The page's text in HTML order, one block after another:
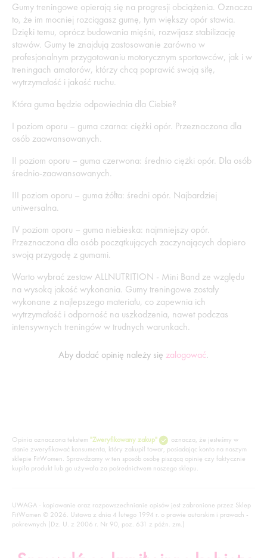
Gumy treningowe opierają się na progresji obciążenia. Oznacza
to, że im mocniej rozciągasz gumę, tym większy opór stawia.
Dzięki temu, oprócz budowania mięśni, rozwijasz stabilizację
stawów. Gumy te znajdują zastosowanie zarówno w
profesjonalnym przygotowaniu motorycznym sportowców, jak i w
treningach amatorów, którzy chcą poprawić swoją siłę,
wytrzymałość i jakość ruchu.
Która guma będzie odpowiednia dla Ciebie?
I poziom oporu – guma czarna: ciężki opór. Przeznaczona dla
osób zaawansowanych.
II poziom oporu – guma czerwona: średnio ciężki opór. Dla osób
średnio-zaawansowanych.
III poziom oporu – guma żółta: średni opór. Najbardziej
uniwersalna.
IV poziom oporu – guma niebieska: najmniejszy opór.
Przeznaczona dla osób początkujących zaczynających dopiero
swoją przygodę z gumami.
Warto wybrać zestaw ALLNUTRITION - Mini Band ze względu
na wysoką jakość wykonania. Gumy treningowe zostały
wykonane z najlepszego materiału, co zapewnia ich
wytrzymałość i odporność na uszkodzenia, nawet podczas
intensywnych treningów w trudnych warunkach.
Aby dodać opinię należy się zalogować.
Opinia oznaczona tekstem "Zweryfikowany zakup"
oznacza, że jesteśmy w
stanie zweryfikować konsumenta, który zakupił towar, posiadając konto na naszym
sklepie FitWomen. Sprawdzamy w ten sposób osobę piszącą opinię czy faktycznie
kupiła produkt lub go używała za pośrednictwem naszego sklepu.
UWAGA - kopiowanie oraz rozpowszechnianie opisów jest zabronione przez Sklep
FitWomen © 2026. Ustawa z dnia 4 lutego 1994 r. o prawie autorskim i prawach -
pokrewnych (Dz. U. z 2006 r. Nr 90, poz. 631 z późn. zm.)